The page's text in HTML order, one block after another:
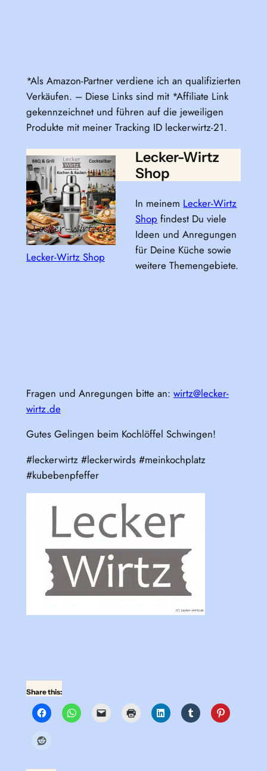
*Als Amazon-Partner verdiene ich an qualifizierten
Verkäufen. – Diese Links sind mit *Affiliate Link
gekennzeichnet und führen auf die jeweiligen
Produkte mit meiner Tracking ID leckerwirtz-21.
Lecker-Wirtz Shop
Lecker-Wirtz
Shop
In meinem Lecker-Wirtz
Shop findest Du viele
Ideen und Anregungen
für Deine Küche sowie
weitere Themengebiete.
Fragen und Anregungen bitte an: wirtz@lecker-
wirtz.de
Gutes Gelingen beim Kochlöffel Schwingen!
#leckerwirtz #leckerwirds #meinkochplatz
#kubebenpfeffer
Share this: